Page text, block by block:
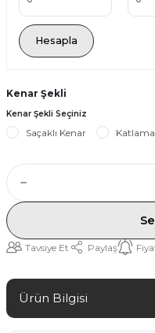
Hesapla
Kenar Şekli
Kenar Şekli Seçiniz
Saçaklı Kenar
Tavsiye Et Paylaş
Ürün Bilgisi